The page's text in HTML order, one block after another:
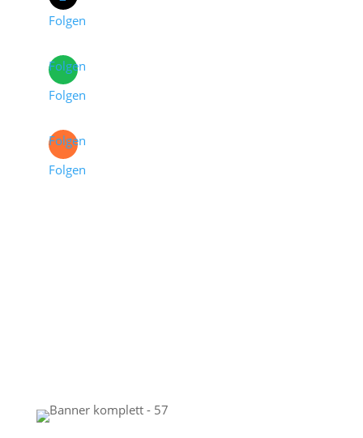
Folgen
Folgen
Folgen
Folgen
Folgen